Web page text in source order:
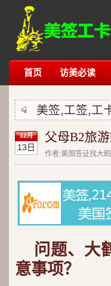
首页 访美必读
美签,工签,工
12月
13日
父母B2旅
作者:美国签证找大
问题、大
意事项？